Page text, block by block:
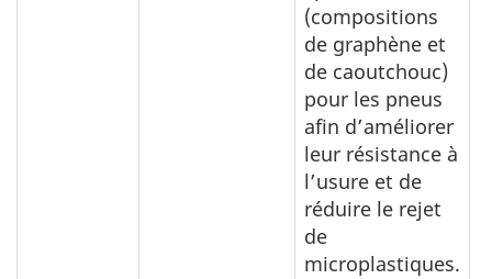
(compositions
de graphène et
de caoutchouc)
pour les pneus
afin d’améliorer
leur résistance à
l’usure et de
réduire le rejet
de
microplastiques.